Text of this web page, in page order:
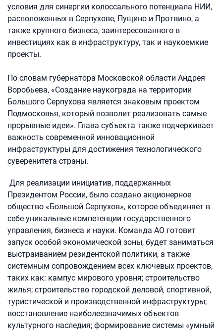
условия для синергии колоссального потенциала НИИ,
расположенных в Серпухове, Пущино и Протвино, а
также крупного бизнеса, заинтересованного в
инвестициях как в инфраструктуру, так и наукоемкие
проекты.
По словам губернатора Московской области Андрея
Воробьева, «Создание наукограда на территории
Большого Серпухова является знаковым проектом
Подмосковья, который позволит реализовать самые
прорывные идеи». Глава субъекта также подчеркивает
важность современной инновационной
инфраструктуры для достижения технологического
суверенитета страны.
Для реализации инициатив, поддержанных
Президентом России, было создано акционерное
общество «Большой Серпухов», которое объединяет в
себе уникальные компетенции государственного
управления, бизнеса и науки. Команда АО готовит
запуск особой экономической зоны, будет заниматься
выстраиванием резидентской политики, а также
системным сопровождением всех ключевых проектов,
таких как: кампус мирового уровня; строительство
жилья; строительство городской деловой, спортивной,
туристической и производственной инфраструктуры;
восстановление наиболеезначимых объектов
культурного наследия; формирование системы «умный